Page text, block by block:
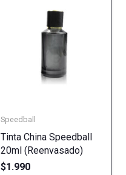
Speedball
Tinta China Speedball
20ml (Reenvasado)
$1.990